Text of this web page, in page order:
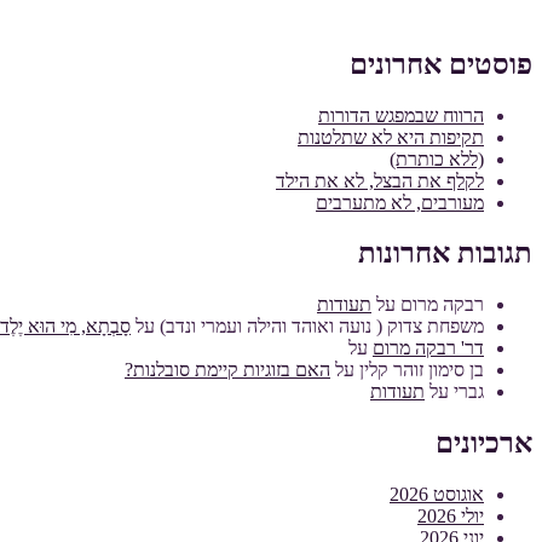
פוסטים אחרונים
הרווח שבמפגש הדורות
תקיפות היא לא שתלטנות
(ללא כותרת)
לקלף את הבצל, לא את הילד
מעורבים, לא מתערבים
תגובות אחרונות
רבקה מרום על תעודות
משפחת צדוק ( נועה ואוהד והילה ועמרי ונדב) על סָבְתָא, מִי הוּא
דר' רבקה מרום על
בן סימון זוהר קלין על האם בזוגיות קיימת סובלנות?
גברי על תעודות
ארכיונים
אוגוסט 2026
יולי 2026